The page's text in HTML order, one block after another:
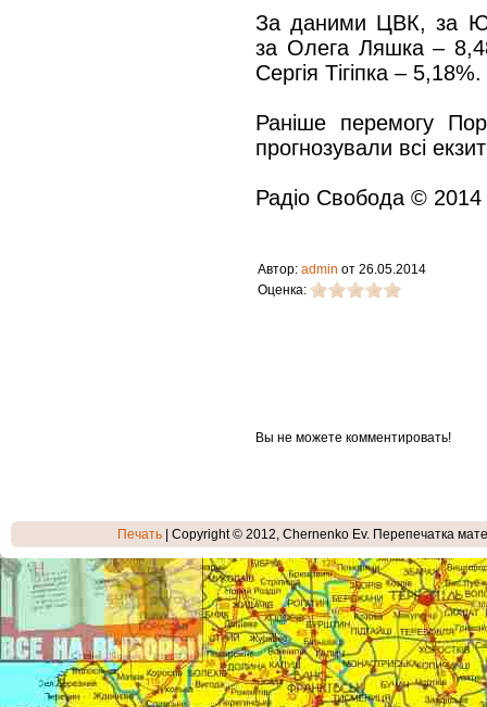
За даними ЦВК, за
за Олега Ляшка –
Сергія Тігіпка – 5,18%.
Раніше перемогу
прогнозували всі
Радіо Свобода ©
Автор: admin от 26.05.2014
Оценка:
Вы не можете комментировать!
Печать | Copyright © 2012, Chernenko Ev. Перепечатка